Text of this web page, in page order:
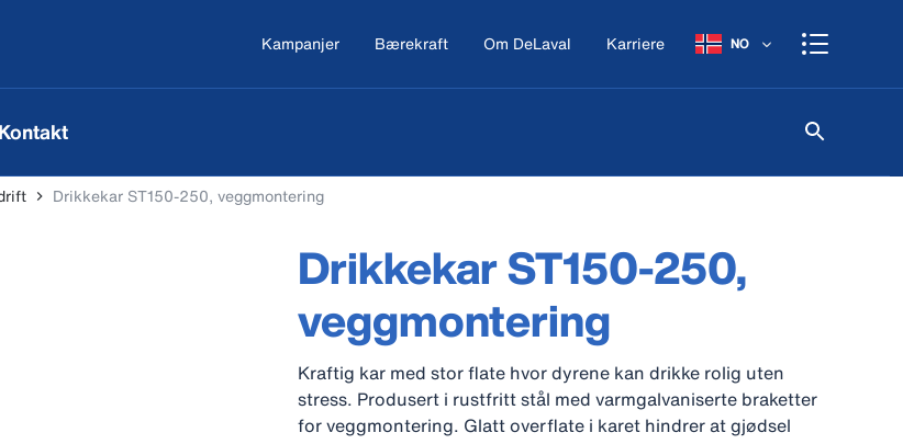
Kampanjer Bærekraft Om DeLaval Karriere NO
Kontakt
Drikkekar ST150-250, veggmontering
Drikkekar ST150-250,
veggmontering
Kraftig kar med stor flate hvor dyrene kan drikke rolig uten
stress. Produsert i rustfritt stål med varmgalvaniserte braketter
for veggmontering. Glatt overflate i karet hindrer at gjødsel